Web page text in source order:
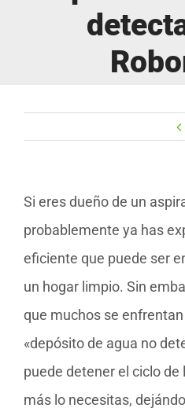
Si eres dueño de un
probablemente ya has
eficiente que puede ser
un hogar limpio. Sin
que muchos se
«depósito de agua no
puede detener el ciclo
más lo necesitas,